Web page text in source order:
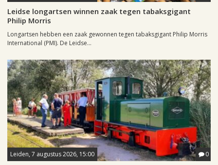
Leidse longartsen winnen zaak tegen tabaksgigant
Philip Morris
Longartsen hebben een zaak gewonnen tegen tabaksgigant Philip Morris
International (PMI). De Leidse...
Leiden, 7 augustus 2026, 15:00 0